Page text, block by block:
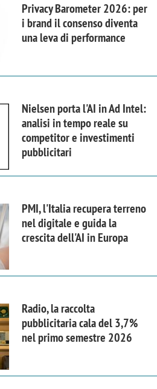
Privacy Barometer 2026: per
i brand il consenso diventa
una leva di performance
Nielsen porta l'AI in Ad Intel:
analisi in tempo reale su
competitor e investimenti
pubblicitari
PMI, l'Italia recupera terreno
nel digitale e guida la
crescita dell'AI in Europa
Radio, la raccolta
pubblicitaria cala del 3,7%
nel primo semestre 2026